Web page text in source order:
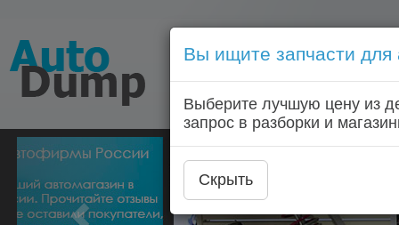
Голосовой запрос
Главная
Вы ищите запчасти для
Выберите лучшую цену из
запрос в разборки и
Скрыть